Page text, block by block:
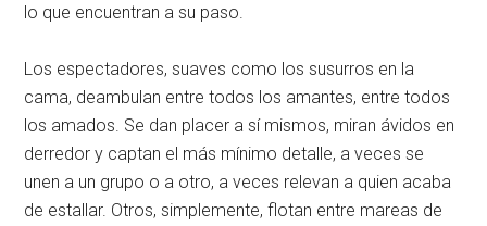
lo que encuentran a su paso.
Los espectadores, suaves como los susurros en la
cama, deambulan entre todos los amantes, entre todos
los amados. Se dan placer a sí mismos, miran ávidos en
derredor y captan el más mínimo detalle, a veces se
unen a un grupo o a otro, a veces relevan a quien acaba
de estallar. Otros, simplemente, flotan entre mareas de